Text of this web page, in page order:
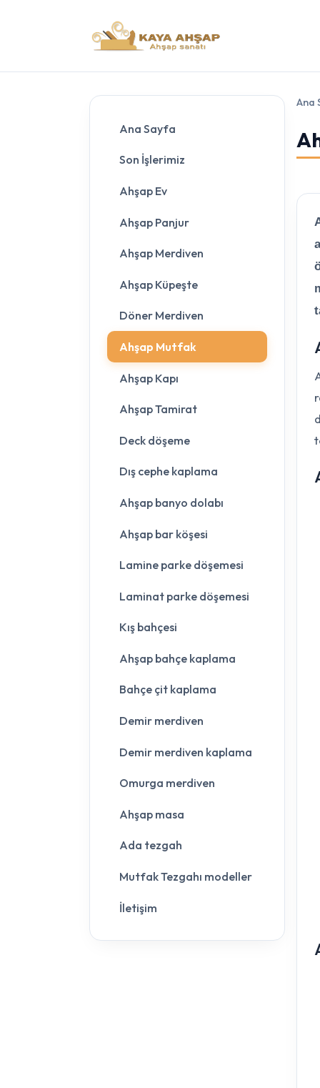
Ana Sayfa
Son İşlerimiz
Ahşap Ev
Ahşap Panjur
Ahşap Merdiven
Ahşap Küpeşte
Döner Merdiven
Ahşap Mutfak
Ahşap Kapı
Ahşap Tamirat
Deck döşeme
Dış cephe kaplama
Ahşap banyo dolabı
Ahşap bar köşesi
Lamine parke döşemesi
Laminat parke döşemesi
Kış bahçesi
Ahşap bahçe kaplama
Bahçe çit kaplama
Demir merdiven
Demir merdiven kaplama
Omurga merdiven
Ahşap masa
Ada tezgah
Mutfak Tezgahı modeller
İletişim
Ana